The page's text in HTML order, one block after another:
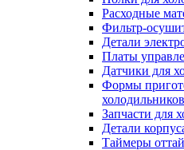
Расходные
Фильтр-
Детали
Платы
Датчики для
Формы
холодильников
Запчасти для
Детали
Таймеры